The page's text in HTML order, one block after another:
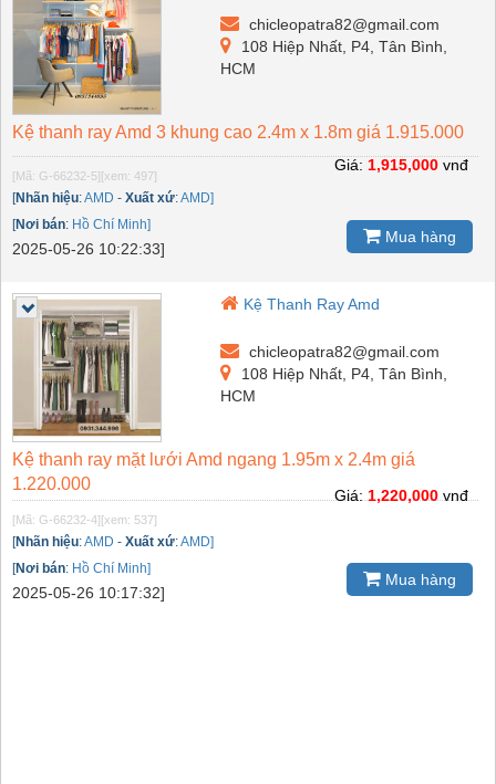
chicleopatra82@gmail.com
108 Hiệp Nhất, P4, Tân Bình,
HCM
Kệ thanh ray Amd 3 khung cao 2.4m x 1.8m giá 1.915.000
[Mã: G-66232-5] [xem: 497]
[Nhãn hiệu:AMD - Xuất xứ:AMD]
[Nơi bán: Hồ Chí Minh]
2025-05-26 10:22:33]
Giá: 1,915,000 vnđ
Mua hàng
Kệ Thanh Ray Amd
chicleopatra82@gmail.com
108 Hiệp Nhất, P4, Tân Bình,
HCM
Kệ thanh ray mặt lưới Amd ngang 1.95m x 2.4m giá
1.220.000
[Mã: G-66232-4] [xem: 537]
[Nhãn hiệu:AMD - Xuất xứ:AMD]
[Nơi bán: Hồ Chí Minh]
2025-05-26 10:17:32]
Giá:1,220,000vnđ
Mua hàng